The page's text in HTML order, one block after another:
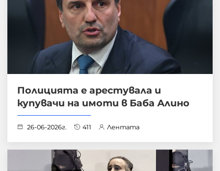
Полицията е арестувала и
купувачи на имоти в Баба Алино
26-06-2026г. 411 Лентата